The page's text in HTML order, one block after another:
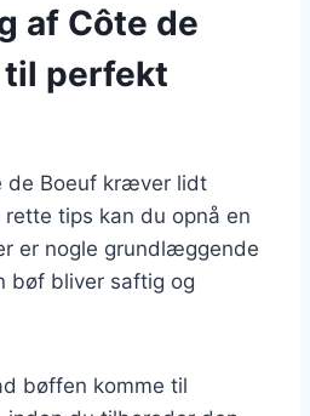
af Côte de
til perfekt
de Boeuf kræver lidt
tips kan du opnå en
er nogle grundlæggende
bøf bliver saftig og
bøffen komme til